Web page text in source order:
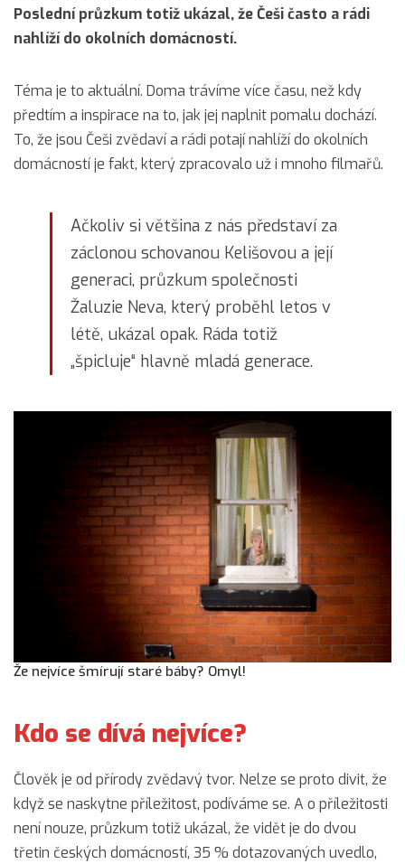
Poslední průzkum totiž ukázal, že Češi často a rádi
nahlíží do okolních domácností.
Téma je to aktuální. Doma trávíme více času, než kdy
předtím a inspirace na to, jak jej naplnit pomalu dochází.
To, že jsou Češi zvědaví a rádi potají nahlíží do okolních
domácností je fakt, který zpracovalo už i mnoho filmařů.
Ačkoliv si většina z nás představí za
záclonou schovanou Kelišovou a její
generaci, průzkum společnosti
Žaluzie Neva, který proběhl letos v
létě, ukázal opak. Ráda totiž
„špicluje“ hlavně mladá generace.
Že nejvíce šmírují staré báby? Omyl!
Kdo se dívá nejvíce?
Člověk je od přírody zvědavý tvor. Nelze se proto divit, že
když se naskytne příležitost, podíváme se. A o příležitosti
není nouze, průzkum totiž ukázal, že vidět je do dvou
třetin českých domácností, 35 % dotazovaných uvedlo,